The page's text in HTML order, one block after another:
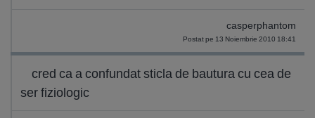
casperphantom
Postat pe 13 Noiembrie 2010 18:41
cred ca a confundat sticla de bautura cu cea de
ser fiziologic